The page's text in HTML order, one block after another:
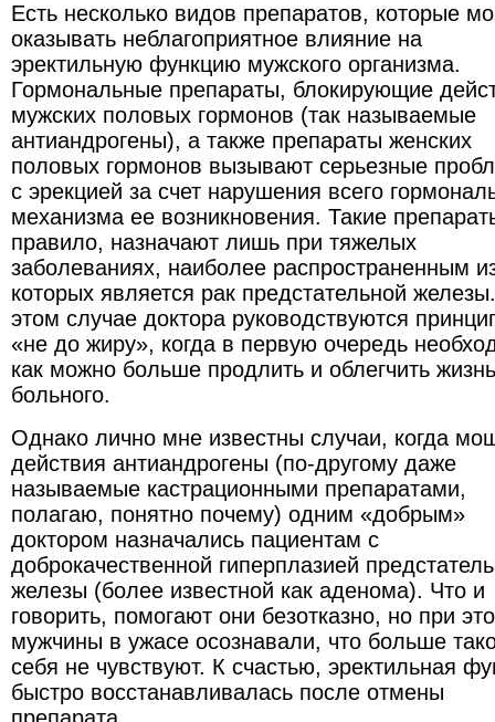
Есть несколько видов препаратов, которые
оказывать неблагоприятное влияние на
эректильную функцию мужского организма.
Гормональные препараты, блокирующие
мужских половых гормонов (так называемые
антиандрогены), а также препараты женских
половых гормонов вызывают серьезные
с эрекцией за счет нарушения всего
механизма ее возникновения. Такие
правило, назначают лишь при тяжелых
заболеваниях, наиболее распространенным
которых является рак предстательной
этом случае доктора руководствуются
«не до жиру», когда в первую очередь
как можно больше продлить и облегчить жизнь
больного.
Однако лично мне известны случаи, когда
действия антиандрогены (по-другому даже
называемые кастрационными препаратами,
полагаю, понятно почему) одним «добрым»
доктором назначались пациентам с
доброкачественной гиперплазией
железы (более известной как аденома). Что и
говорить, помогают они безотказно, но при
мужчины в ужасе осознавали, что больше
себя не чувствуют. К счастью, эректильная
быстро восстанавливалась после отмены